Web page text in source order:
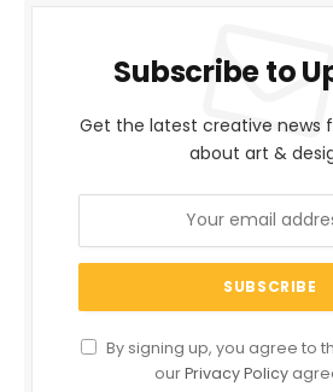
Subscribe to
Get the latest creative news
about art &
By signing up, you agree to
ourPrivacy Policy